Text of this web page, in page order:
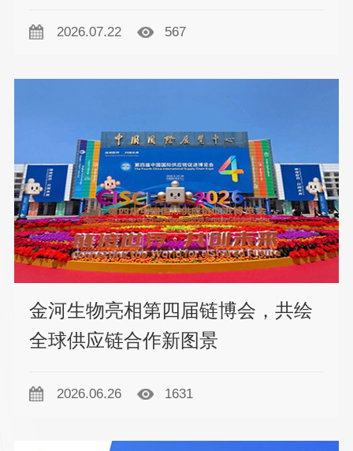
2026.07.22 567
金河生物亮相第四届链博会，共绘
全球供应链合作新图景
2026.06.26 1631